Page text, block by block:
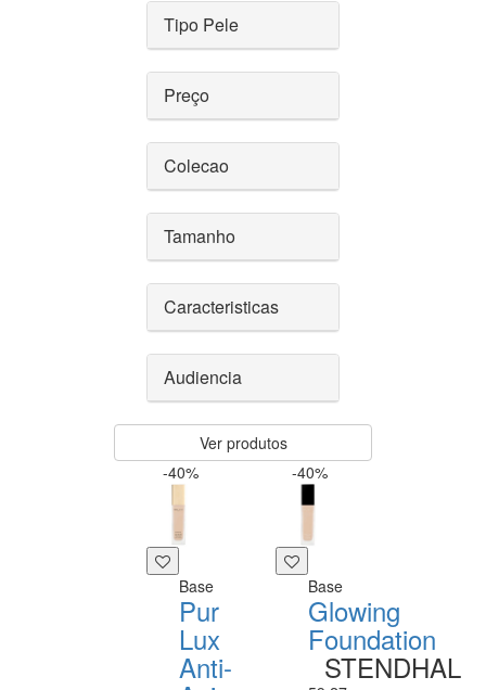
Tipo Pele
Preço
Colecao
Tamanho
Caracteristicas
Audiencia
Ver produtos
-40%
Base
Pur
Lux
Anti-
-40%
Base
Glowing
Foundation
STENDHAL